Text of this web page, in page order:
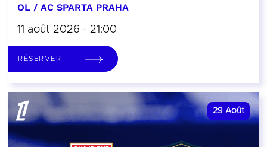
OL / AC SPARTA PRAHA
11 août 2026 - 21:00
RÉSERVER
29 Août